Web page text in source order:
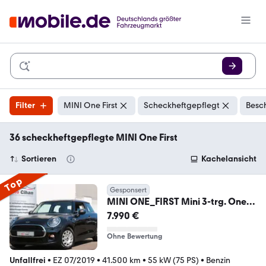
Filter MINI One First Scheckheftgepflegt
36 scheckheftgepflegte MINI One First
Sortieren Kachelansicht
Top Gesponsert
MINI ONE_FIRST Mini 3-trg. One
First! WENIG-KM!
7.990 €
Ohne Bewertung
Unfallfrei • EZ 07/2019 • 41.500 km • 55 kW (75 PS) • Benzin